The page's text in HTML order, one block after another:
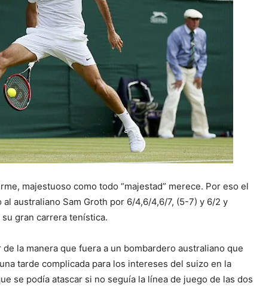
majestuoso como todo “majestad” merece. Por eso el
australiano Sam Groth por 6/4,6/4,6/7, (5-7) y 6/2 y
gran carrera tenística.
la manera que fuera a un bombardero australiano que
tarde complicada para los intereses del suizo en la
se podía atascar si no seguía la línea de juego de las dos